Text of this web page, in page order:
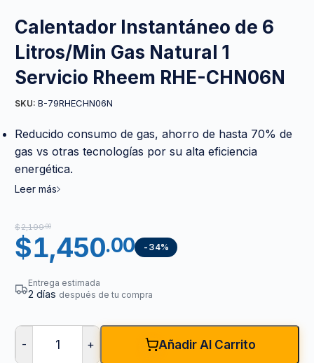
Calentador Instantáneo de 6
Litros/Min Gas Natural 1
Servicio Rheem RHE-CHN06N
SKU: B-79RHECHN06N
Reducido consumo de gas, ahorro de hasta 70% de
gas vs otras tecnologías por su alta eficiencia
energética.
Leer más
$2,199.00
$1,450.00 -34%
Entrega estimada
2 días después de tu compra
- + Añadir Al Carrito